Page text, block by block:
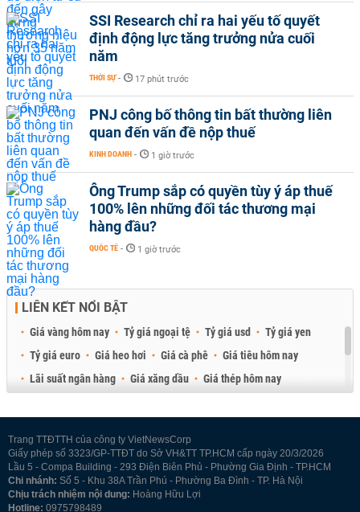
SSI Research chỉ ra hai yếu tố quyết
định động lực tăng trưởng nửa cuối
năm
THỜI SỰ - 17 phút trước
PNJ công bố thông tin bất thường liên
quan đến vấn đề nộp thuế
KINH DOANH - 1 giờ trước
Ông Trump sắp có quyền tùy ý áp thuế
100% lên những đối tác thương mại
hàng đầu?
QUỐC TẾ - 1 giờ trước
LIÊN KẾT NỔI BẬT
Giá vàng hôm nay Tỷ giá ngoại tệ Tỷ giá usd
Tỷ giá yen
Tỷ giá euro
Giá heo hơi Giá cà phê
Giá tiêu hôm nay
Lãi suất ngân hàng
Giá xăng dầu
Giá thép hôm nay
Trang TTĐTTH của công ty VietNewsCorp
Giấy phép số 3323/GP-TTĐT do Sở VH&TT TP.HCM cấp ngày 20/3/2026
Lầu 5 - Compa Building - 293 Điện Biên Phủ - Phường Gia Định - TP.HCM
Chi nhánh: Số 5 - Khu 38A Trần Phú - Phường Ba Đình - TP. Hà Nội
Chịu trách nhiệm nội dung: Hoàng Hữu Lợi
Hotline: 0975798489